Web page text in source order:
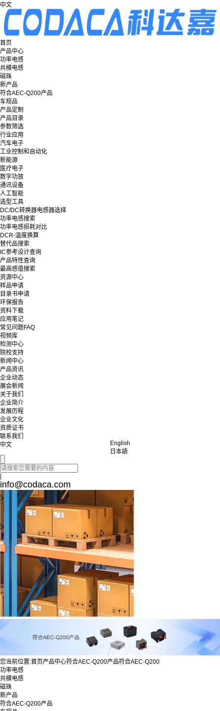
中文
首页
产品中心
功率电感
共模电感
磁珠
新产品
符合AEC-Q200产品
车规品
产品定制
产品目录
参数筛选
行业应用
汽车电子
工业控制和自动化
新能源
医疗电子
数字功放
通讯设备
人工智能
选型工具
DC/DC转换器电感器选择
功率电感搜索
功率电感损耗对比
DCR-温度换算
替代品搜索
IC参考设计查询
产品特性查询
最高感值搜索
资源中心
样品申请
目录书申请
环保报告
资料下载
应用笔记
常见问题FAQ
视频库
检测中心
院校支持
新闻中心
产品资讯
企业动态
展会新闻
关于我们
企业简介
发展历程
企业文化
资质证书
联系我们
中文
English
日本語
|
info@codaca.com
您当前位置:首页产品中心符合AEC-Q200产品符合AEC-Q200
功率电感
共模电感
磁珠
新产品
符合AEC-Q200产品